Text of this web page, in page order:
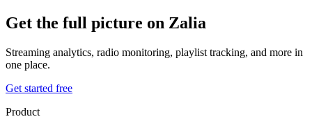
Get the full picture on Zalia
Streaming analytics, radio monitoring, playlist tracking, and more in
one place.
Get started free
Product